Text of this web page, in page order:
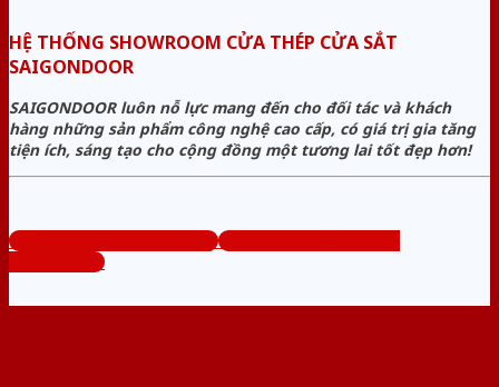
HỆ THỐNG SHOWROOM CỬA THÉP CỬA SẮT
SAIGONDOOR
SAIGONDOOR luôn nỗ lực mang đến cho đối tác và khách
hàng những sản phẩm công nghệ cao cấp, có giá trị gia tăng
tiện ích, sáng tạo cho cộng đồng một tương lai tốt đẹp hơn!
www.cuanhuacomposite.org
Tổng đài tư vấn miễn phí:
0824.400.400